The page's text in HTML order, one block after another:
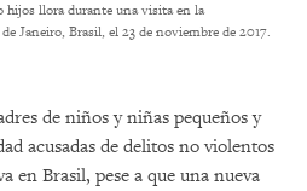
hijos llora durante una visita en la
Janeiro, Brasil, el 23 de noviembre de 2017.
de niños y niñas pequeños y
acusadas de delitos no violentos
en Brasil, pese a que una nueva